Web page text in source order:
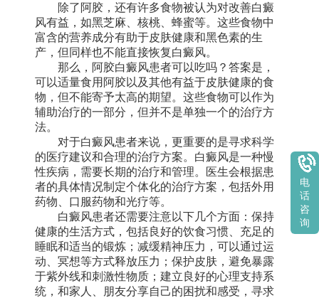
除了阿胶，还有许多食物被认为对改善白癜
风有益，如黑芝麻、核桃、蜂蜜等。这些食物中
富含的营养成分有助于皮肤健康和黑色素的生
产，但同样也不能直接恢复白癜风。
那么，阿胶白癜风患者可以吃吗？答案是，
可以适量食用阿胶以及其他有益于皮肤健康的食
物，但不能寄予太高的期望。这些食物可以作为
辅助治疗的一部分，但并不是单独一个的治疗方
法。
对于白癜风患者来说，更重要的是寻求科学
的医疗建议和合理的治疗方案。白癜风是一种慢
性疾病，需要长期的治疗和管理。医生会根据患
者的具体情况制定个体化的治疗方案，包括外用
药物、口服药物和光疗等。
白癜风患者还需要注意以下几个方面：保持
健康的生活方式，包括良好的饮食习惯、充足的
睡眠和适当的锻炼；减缓精神压力，可以通过运
动、冥想等方式释放压力；保护皮肤，避免暴露
于紫外线和刺激性物质；建立良好的心理支持系
统，和家人、朋友分享自己的困扰和感受，寻求
电
话
咨
询